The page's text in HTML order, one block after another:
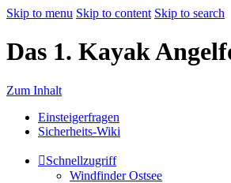
Skip to menu Skip to content Skip to search
Das 1. Kayak
Zum Inhalt
Einsteigerfragen
Sicherheits-Wiki
Schnellzugriff
Windfinder Ostsee